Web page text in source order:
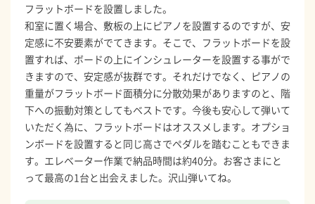
フラットボードを設置しました。
和室に置く場合、敷板の上にピアノを設置するのですが、安
定感に不安要素がでてきます。そこで、フラットボードを設
置すれば、ボードの上にインシュレーターを設置する事がで
きますので、安定感が抜群です。それだけでなく、ピアノの
重量がフラットボード面積分に分散効果がありますのと、階
下への振動対策としてもベストです。今後も安心して弾いて
いただく為に、フラットボードはオススメします。オプショ
ンボードを設置すると同じ高さでペダルを踏むこともできま
す。エレベーター作業で納品時間は約40分。お客さまにと
って最高の1台と出会えました。沢山弾いてね。